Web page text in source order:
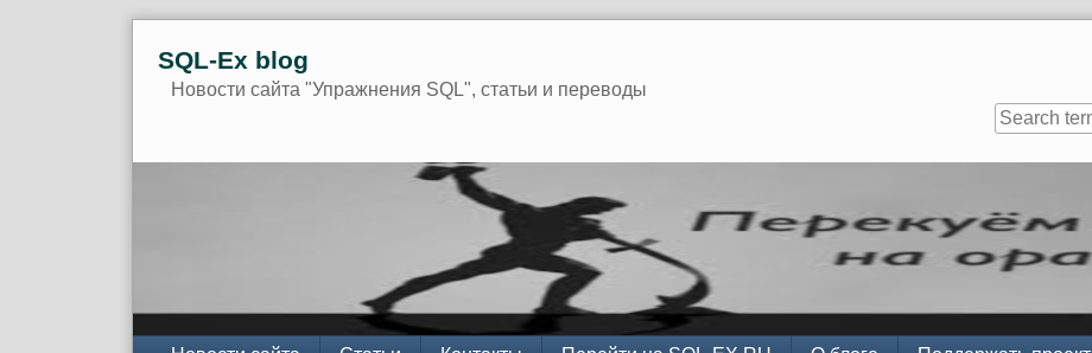
SQL-Ex blog
Новости сайта "Упражнения SQL", статьи и переводы
Navigation